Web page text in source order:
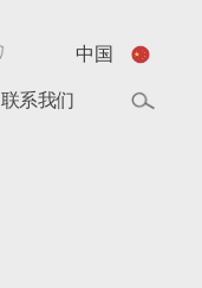
联系我们
中国